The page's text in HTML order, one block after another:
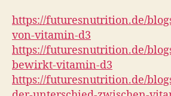
https://futuresnutrition.de/
von-vitamin-d3
https://futuresnutrition.de/
bewirkt-vitamin-d3
https://futuresnutrition.de/